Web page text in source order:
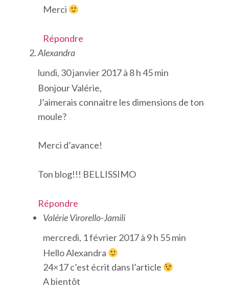
Merci
Répondre
Alexandra
lundi, 30 janvier 2017 à 8 h 45 min
Bonjour Valérie,
J’aimerais connaitre les dimensions de ton
moule?
Merci d’avance!
Ton blog!!! BELLISSIMO
Répondre
Valérie Virorello-Jamili
mercredi, 1 février 2017 à 9 h 55 min
Hello Alexandra
24×17 c’est écrit dans l’article
A bientôt